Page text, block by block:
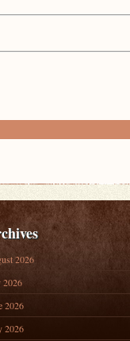
2026
2026
2026
2026